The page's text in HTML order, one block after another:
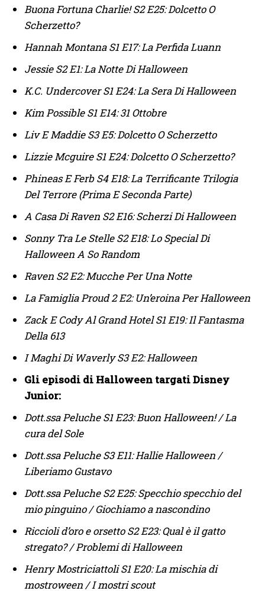
Buona Fortuna Charlie! S2 E25: Dolcetto O
Scherzetto?
Hannah Montana S1 E17: La Perfida Luann
Jessie S2 E1: La Notte Di Halloween
K.C. Undercover S1 E24: La Sera Di Halloween
Kim Possible S1 E14: 31 Ottobre
Liv E Maddie S3 E5: Dolcetto O Scherzetto
Lizzie Mcguire S1 E24: Dolcetto O Scherzetto?
Phineas E Ferb S4 E18: La Terrificante Trilogia
Del Terrore (Prima E Seconda Parte)
A Casa Di Raven S2 E16: Scherzi Di Halloween
Sonny Tra Le Stelle S2 E18: Lo Special Di
Halloween A So Random
Raven S2 E2: Mucche Per Una Notte
La Famiglia Proud 2 E2: Un’eroina Per Halloween
Zack E Cody Al Grand Hotel S1 E19: Il Fantasma
Della 613
I Maghi Di Waverly S3 E2: Halloween
Gli episodi di Halloween targati Disney
Junior:
Dott.ssa Peluche S1 E23: Buon Halloween! / La
cura del Sole
Dott.ssa Peluche S3 E11: Hallie Halloween /
Liberiamo Gustavo
Dott.ssa Peluche S2 E25: Specchio specchio del
mio pinguino / Giochiamo a nascondino
Riccioli d’oro e orsetto S2 E23: Qual è il gatto
stregato? / Problemi di Halloween
Henry Mostriciattoli S1 E20: La mischia di
mostroween / I mostri scout